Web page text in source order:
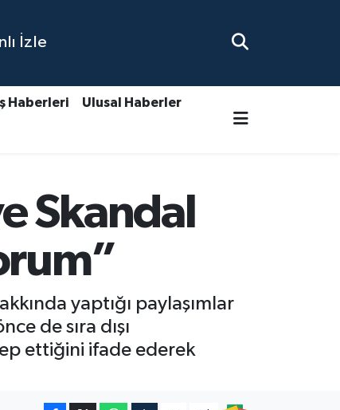
İzle
Haberleri Ulusal Haberler
Skandal
yaptığı paylaşımlar
de sıra dışı
ettiğini ifade ederek